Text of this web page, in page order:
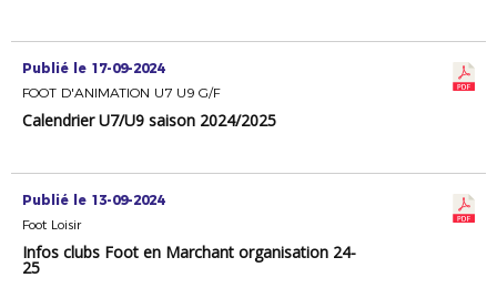
Publié le 17-09-2024
FOOT D'ANIMATION U7 U9 G/F
Calendrier U7/U9 saison 2024/2025
Publié le 13-09-2024
Foot Loisir
Infos clubs Foot en Marchant organisation 24-
25